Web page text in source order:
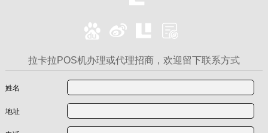
拉卡拉POS机办理或代理招商，欢迎留下联系方式
姓名
地址